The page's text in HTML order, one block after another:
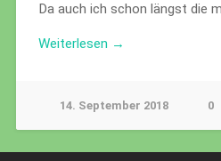
Da auch ich schon längst die
Weiterlesen →
14. September 2018 0